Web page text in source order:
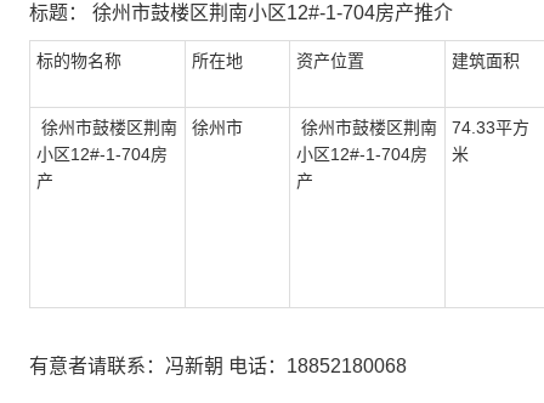
标题 ： 徐州市鼓楼区荆南小区12#-1-704房产推介
标的物名称 所在地 资产位置 建筑面积
徐州市鼓楼区荆南
小区12#-1-704房
产
徐州市
徐州市鼓楼区荆南
小区12#-1-704房
产
74.33平方
米
有意者请联系：冯新朝 电话： 18852180068